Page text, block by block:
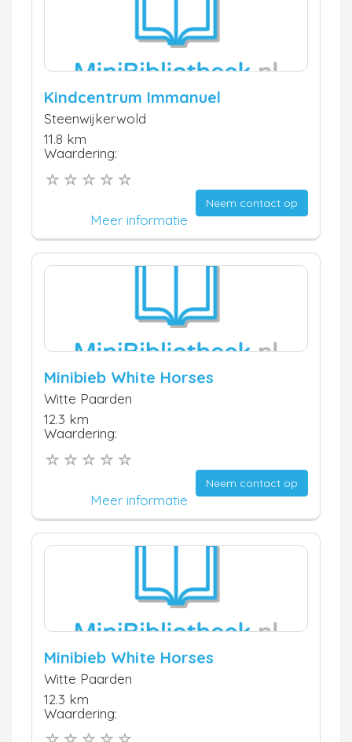
Kindcentrum Immanuel
Steenwijkerwold
11.8 km
Waardering:
Neem contact op
Meer informatie
Minibieb White Horses
Witte Paarden
12.3 km
Waardering:
Neem contact op
Meer informatie
Minibieb White Horses
Witte Paarden
12.3 km
Waardering: